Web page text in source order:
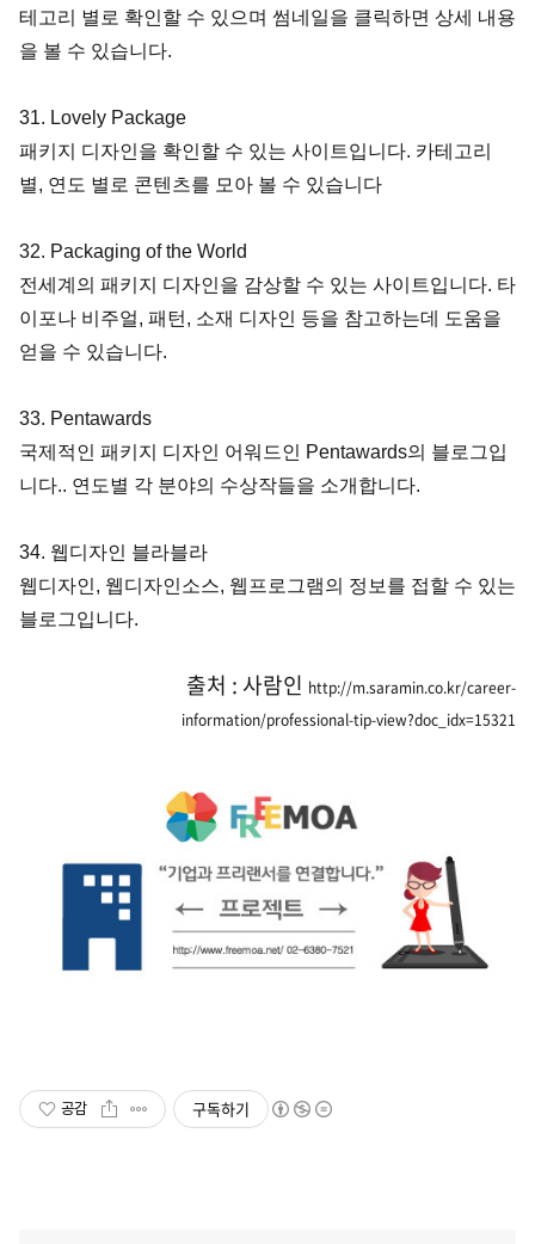
테고리 별로 확인할 수 있으며 썸네일을 클릭하면 상세 내용
을 볼 수 있습니다.
31. Lovely Package
패키지 디자인을 확인할 수 있는 사이트입니다. 카테고리
별, 연도 별로 콘텐츠를 모아 볼 수 있습니다
32. Packaging of the World
전세계의 패키지 디자인을 감상할 수 있는 사이트입니다. 타
이포나 비주얼, 패턴, 소재 디자인 등을 참고하는데 도움을
얻을 수 있습니다.
33. Pentawards
국제적인 패키지 디자인 어워드인 Pentawards의 블로그입
니다.. 연도별 각 분야의 수상작들을 소개합니다.
34. 웹디자인 블라블라
웹디자인, 웹디자인소스, 웹프로그램의 정보를 접할 수 있는
블로그입니다.
출처 : 사람인 http://m.saramin.co.kr/career-
information/professional-tip-view?doc_idx=15321
공감 구독하기